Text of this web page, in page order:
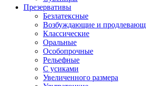
Презервативы
Безлатексные
Возбуждающие и
Классические
Оральные
Особопрочные
Рельефные
С усиками
Увеличенного размера